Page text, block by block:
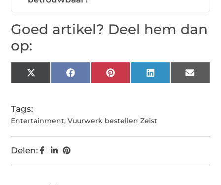
Goed artikel? Deel hem dan
op:
X
(Twitter)
FacebookPinterestLinkedIn Email
Tags:
Entertainment,Vuurwerk bestellen Zeist
Delen: